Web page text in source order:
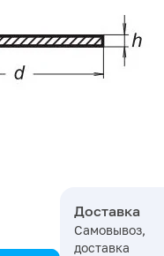
Доставка
Самовывоз,
доставка